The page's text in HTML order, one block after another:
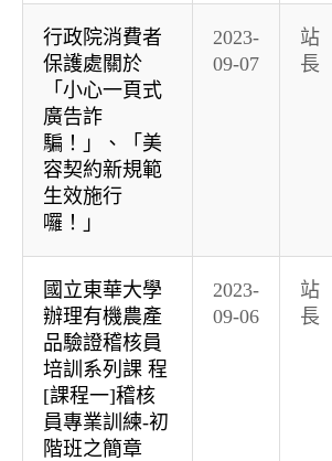
行政院消費者
保護處關於
「小心一頁式
廣告詐
騙！」、「美
容契約新規範
生效施行
囉！」
2023-
09-07
站
長
國立東華大學
辦理有機農產
品驗證稽核員
培訓系列課 程
[課程一]稽核
員專業訓練-初
階班之簡章
2023-
09-06
站
長